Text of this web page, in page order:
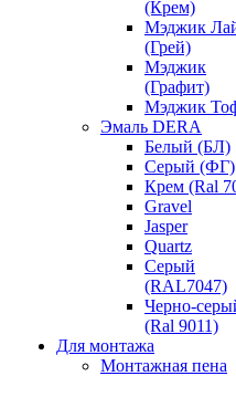
(Крем)
Мэджик
(Грей)
Мэджик
(Графит)
Мэджик
Эмаль DERA
Белый (БЛ)
Серый (ФГ)
Крем (Ral
Gravel
Jasper
Quartz
Серый
(RAL7047)
Черно-
(Ral 9011)
Для монтажа
Монтажная пена